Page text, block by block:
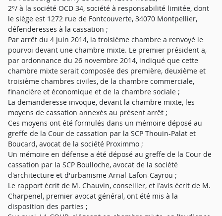
2°/ à la société OCD 34, société à responsabilité limitée, dont
le siège est 1272 rue de Fontcouverte, 34070 Montpellier,
défenderesses à la cassation ;
Par arrêt du 4 juin 2014, la troisième chambre a renvoyé le
pourvoi devant une chambre mixte. Le premier président a,
par ordonnance du 26 novembre 2014, indiqué que cette
chambre mixte serait composée des première, deuxième et
troisième chambres civiles, de la chambre commerciale,
financière et économique et de la chambre sociale ;
La demanderesse invoque, devant la chambre mixte, les
moyens de cassation annexés au présent arrêt ;
Ces moyens ont été formulés dans un mémoire déposé au
greffe de la Cour de cassation par la SCP Thouin-Palat et
Boucard, avocat de la société Proximmo ;
Un mémoire en défense a été déposé au greffe de la Cour de
cassation par la SCP Boulloche, avocat de la société
d'architecture et d'urbanisme Arnal-Lafon-Cayrou ;
Le rapport écrit de M. Chauvin, conseiller, et l'avis écrit de M.
Charpenel, premier avocat général, ont été mis à la
disposition des parties ;